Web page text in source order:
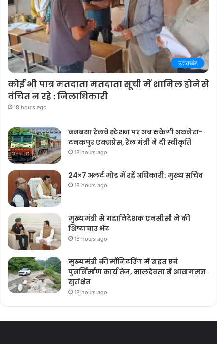
उत्तराखंड
कोई भी पात्र मतदाता मतदाता सूची में शामिल होने से
वंचित न रहे : जिलाधिकारी
18 hours ago
बनबसा रेलवे स्टेशन पर अब रुकेगी अछनेरा-
टनकपुर एक्सप्रेस, रेल मंत्री ने दी स्वीकृति
18 hours ago
24×7 अलर्ट मोड में रहें अधिकारी: मुख्य सचिव
18 hours ago
मुख्यमंत्री से महानिदेशक एनसीसी ने की
शिष्टाचार भेंट
18 hours ago
मुख्यमंत्री की मॉनिटरिंग में राहत एवं
पुनर्निर्माण कार्य तेज, मालदेवता में आवागमन
सुरक्षित
18 hours ago